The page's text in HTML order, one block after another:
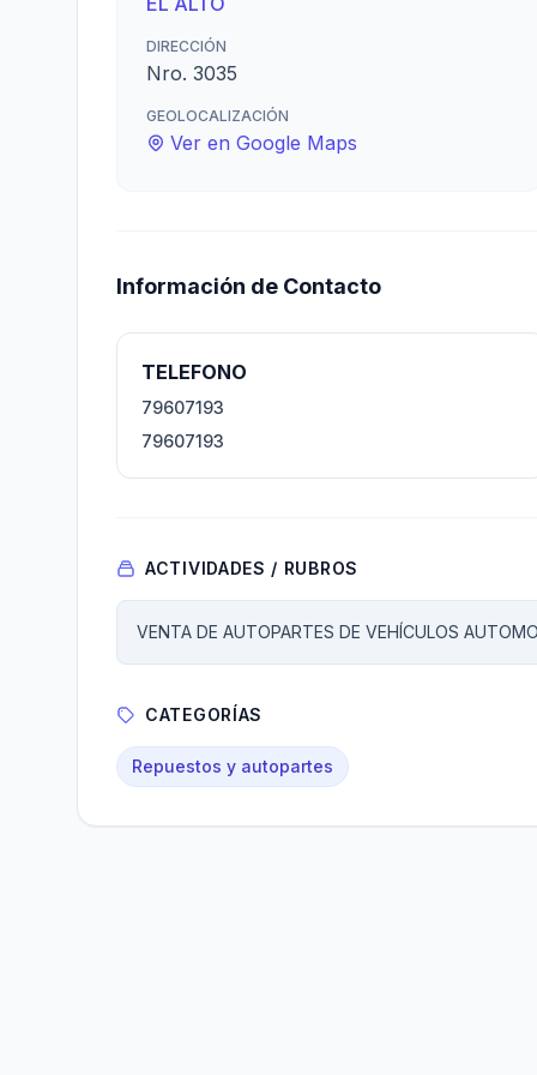
DIRECCIÓN
Nro. 3035
GEOLOCALIZACIÓN
Ver en Google Maps
Información de Contacto
TELEFONO
79607193
79607193
ACTIVIDADES / RUBROS
VENTA DE AUTOPARTES DE VEHÍCULOS
CATEGORÍAS
Repuestos y autopartes